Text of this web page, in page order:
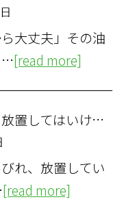
ら大丈夫」その油
…[read more]
「しびれ」を放置してはいけない理由—手足のしびれが示す疾患とは
れ、放置してい
[read more]